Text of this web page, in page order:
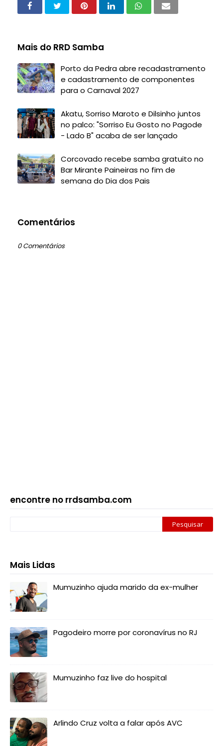
Mais do RRD Samba
Porto da Pedra abre recadastramento
e cadastramento de componentes
para o Carnaval 2027
Akatu, Sorriso Maroto e Dilsinho juntos
no palco: "Sorriso Eu Gosto no Pagode
- Lado B" acaba de ser lançado
Corcovado recebe samba gratuito no
Bar Mirante Paineiras no fim de
semana do Dia dos Pais
Comentários
0 Comentários
encontre no rrdsamba.com
Mais Lidas
Mumuzinho ajuda marido da ex-mulher
Pagodeiro morre por coronavírus no RJ
Mumuzinho faz live do hospital
Arlindo Cruz volta a falar após AVC